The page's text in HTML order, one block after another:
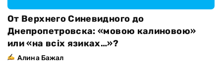
От Верхнего Синевидного до
Днепропетровска: «мовою калиновою»
или «на всіх язиках…»?
Алина Бажал